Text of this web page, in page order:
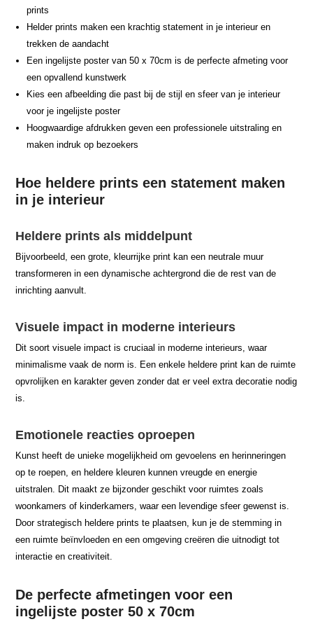
prints
Helder prints maken een krachtig statement in je interieur en
trekken de aandacht
Een ingelijste poster van 50 x 70cm is de perfecte afmeting voor
een opvallend kunstwerk
Kies een afbeelding die past bij de stijl en sfeer van je interieur
voor je ingelijste poster
Hoogwaardige afdrukken geven een professionele uitstraling en
maken indruk op bezoekers
Hoe heldere prints een statement maken
in je interieur
Heldere prints als middelpunt
Bijvoorbeeld, een grote, kleurrijke print kan een neutrale muur
transformeren in een dynamische achtergrond die de rest van de
inrichting aanvult.
Visuele impact in moderne interieurs
Dit soort visuele impact is cruciaal in moderne interieurs, waar
minimalisme vaak de norm is. Een enkele heldere print kan de ruimte
opvrolijken en karakter geven zonder dat er veel extra decoratie nodig
is.
Emotionele reacties oproepen
Kunst heeft de unieke mogelijkheid om gevoelens en herinneringen
op te roepen, en heldere kleuren kunnen vreugde en energie
uitstralen. Dit maakt ze bijzonder geschikt voor ruimtes zoals
woonkamers of kinderkamers, waar een levendige sfeer gewenst is.
Door strategisch heldere prints te plaatsen, kun je de stemming in
een ruimte beïnvloeden en een omgeving creëren die uitnodigt tot
interactie en creativiteit.
De perfecte afmetingen voor een
ingelijste poster 50 x 70cm